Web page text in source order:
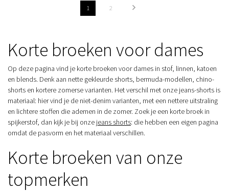
1 2
Korte broeken voor dames
Op deze pagina vind je korte broeken voor dames in stof, linnen, katoen
en blends. Denk aan nette gekleurde shorts, bermuda-modellen, chino-
shorts en kortere zomerse varianten. Het verschil met onze jeans-shorts is
materiaal: hier vind je de niet-denim varianten, met een nettere uitstraling
en lichtere stoffen die ademen in de zomer. Zoek je een korte broek in
spijkerstof, dan kijk je bij onze jeans shorts: die hebben een eigen pagina
omdat de pasvorm en het materiaal verschillen.
Korte broeken van onze
topmerken